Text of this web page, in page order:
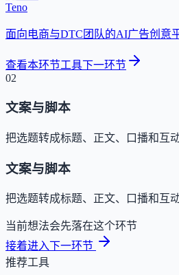
Teno
面向电商与DTC团队的AI广告创意
查看本环节工具下一环节
02
文案与脚本
把选题转成标题、正文、口播和互动
文案与脚本
把选题转成标题、正文、口播和互动
当前想法会先落在这个环节
接着进入下一环节
推荐工具